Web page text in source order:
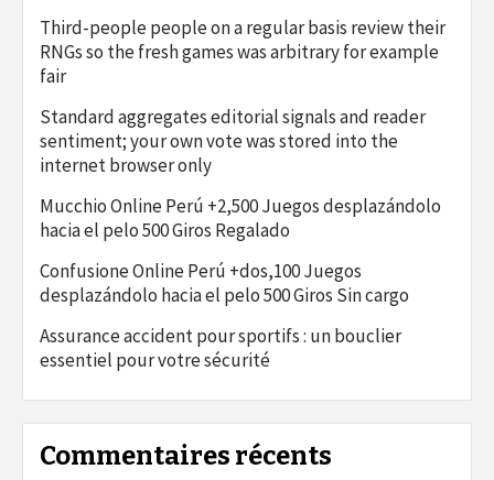
Third-people people on a regular basis review their
RNGs so the fresh games was arbitrary for example
fair
Standard aggregates editorial signals and reader
sentiment; your own vote was stored into the
internet browser only
Mucchio Online Perú +2,500 Juegos desplazándolo
hacia el pelo 500 Giros Regalado
Confusione Online Perú +dos,100 Juegos
desplazándolo hacia el pelo 500 Giros Sin cargo
Assurance accident pour sportifs : un bouclier
essentiel pour votre sécurité
Commentaires récents